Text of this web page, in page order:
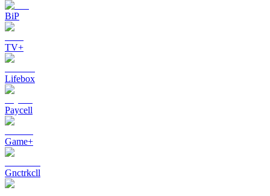
BiP
TV+
Lifebox
Paycell
Game+
Gnctrkcll